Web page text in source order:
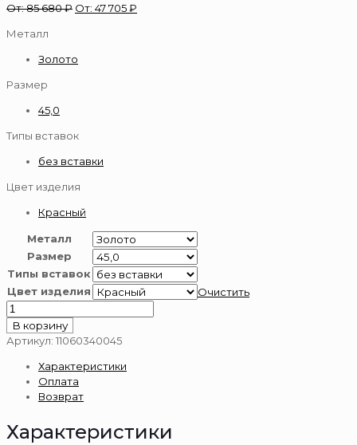
От:85 680₽ От: 47 705₽
Металл
Золото
Размер
45,0
Типы вставок
без вставки
Цвет изделия
Красный
Металл
Размер
Типы вставок
Цвет изделия
Очистить
Количество
товара
Цепь
золота
пробы
В корзину
Артикул: 11060340045
Характеристики
Оплата
Возврат
Характеристики